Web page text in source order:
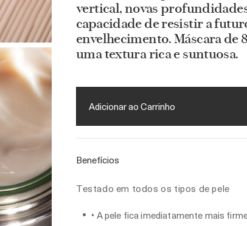
vertical, novas
capacidade de resistir a
envelhecimento. Máscara de
uma textura rica e suntuosa.
Adicionar ao Carrinho
Benefícios
Testado em todos os tipos de pele
• A pele fica imediatamente mais